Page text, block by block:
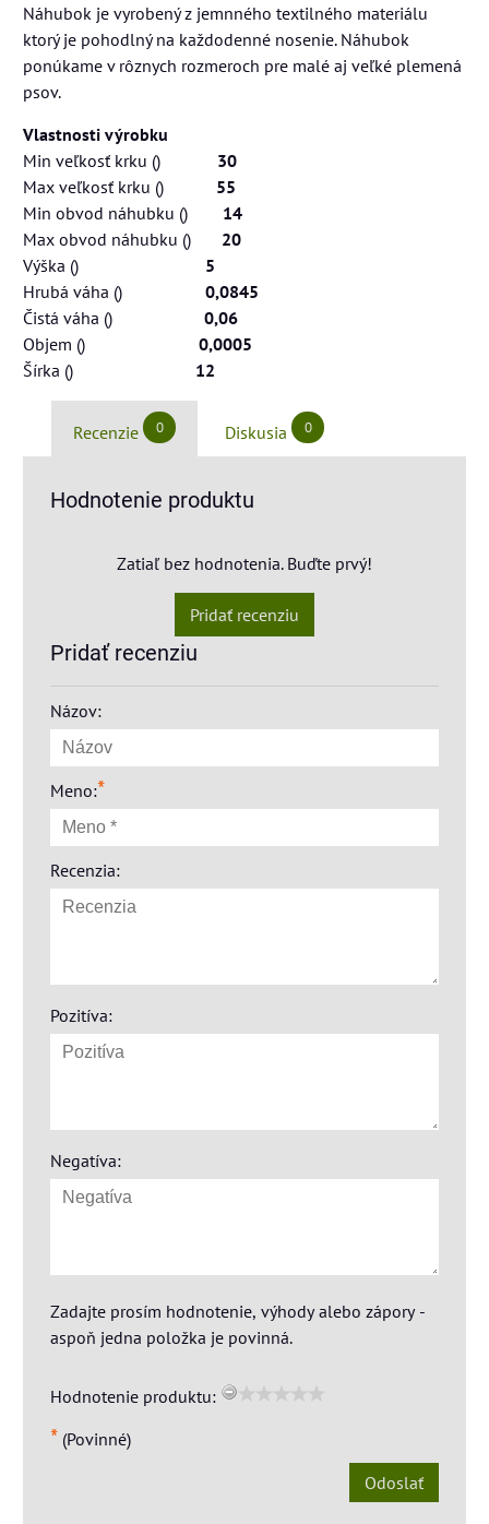
Náhubok je vyrobený z jemnného textilného materiálu
ktorý je pohodlný na každodenné nosenie. Náhubok
ponúkame v rôznych rozmeroch pre malé aj veľké plemená
psov.
Vlastnosti výrobku
Min veľkosť krku () 30
Max veľkosť krku () 55
Min obvod náhubku () 14
Max obvod náhubku () 20
Výška () 5
Hrubá váha () 0,0845
Čistá váha () 0,06
Objem () 0,0005
Šírka () 12
Recenzie 0 Diskusia 0
Hodnotenie produktu
Zatiaľ bez hodnotenia. Buďte prvý!
Pridať recenziu
Pridať recenziu
Názov:
Meno:*
Recenzia:
Pozitíva:
Negatíva:
Zadajte prosím hodnotenie, výhody alebo zápory -
aspoň jedna položka je povinná.
Hodnotenie produktu:
* (Povinné)
Odoslať